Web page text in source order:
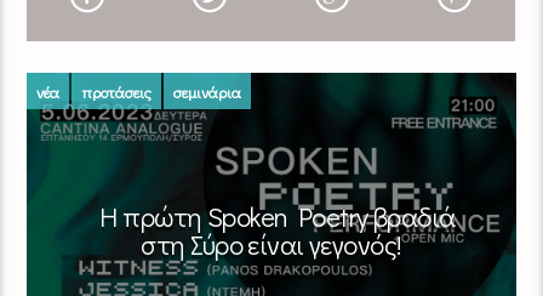
νέα προτάσεις σεμινάρια
Η πρώτη Spoken Poetry βραδιά
στη Σύρο είναι γεγονός!